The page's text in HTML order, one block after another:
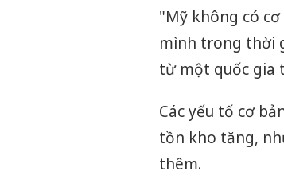
"Mỹ không có
mình trong thời
từ một quốc gia
Các yếu tố cơ
tồn kho tăng,
thêm.